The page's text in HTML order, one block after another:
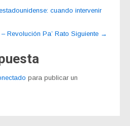
cuando intervenir
Revolución Pa’ Rato Siguiente →
para publicar un